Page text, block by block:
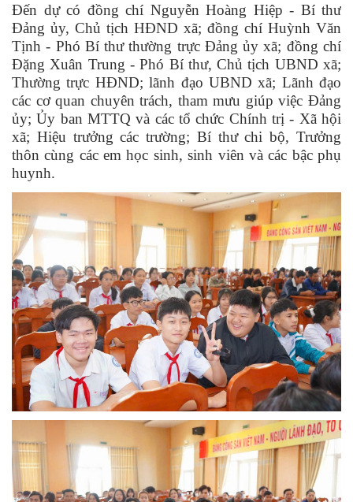
Đến dự có đồng chí Nguyễn Hoàng Hiệp - Bí thư
Đảng ủy, Chủ tịch HĐND xã; đồng chí Huỳnh Văn
Tịnh - Phó Bí thư thường trực Đảng ủy xã; đồng chí
Đặng Xuân Trung - Phó Bí thư, Chủ tịch UBND xã;
Thường trực HĐND; lãnh đạo UBND xã; Lãnh đạo
các cơ quan chuyên trách, tham mưu giúp việc Đảng
ủy; Ủy ban MTTQ và các tổ chức Chính trị - Xã hội
xã; Hiệu trưởng các trường; Bí thư chi bộ, Trưởng
thôn cùng các em học sinh, sinh viên và các bậc phụ
huynh.